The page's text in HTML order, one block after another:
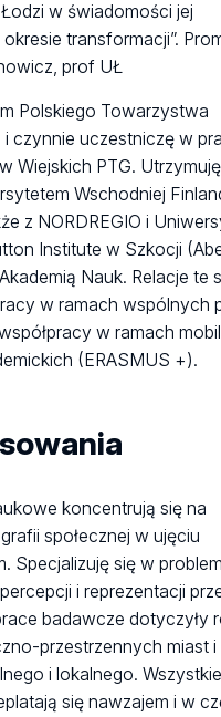
w świadomości jej
transformacji”.
prof UŁ
Polskiego Towarzystwa
czynnie uczestniczę w
Wiejskich PTG.
Wschodniej
z NORDREGIO i
Institute w Szkocji
Nauk. Relacje te
w ramach wspólnych
w ramach
(ERASMUS +).
koncentrują się na
społecznej w ujęciu
Specjalizuję się w
i reprezentacji
badawcze dotyczyły
przestrzennych miast
i lokalnego.
się nawzajem i w